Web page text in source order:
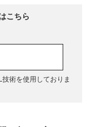
こちら
術を使用しておりま